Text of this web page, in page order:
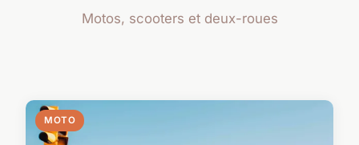
Motos, scooters et deux-roues
MOTO